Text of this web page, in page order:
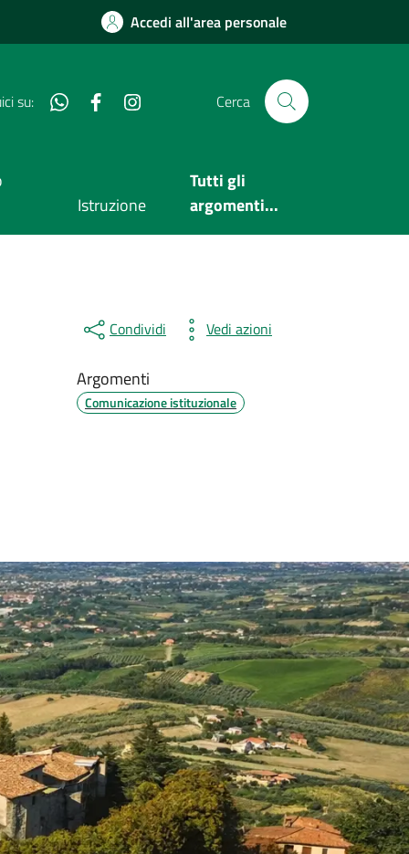
Accedi all'area personale
su: WhatsappFacebook Cerca
Istruzione
Tutti gli
argomenti...
Condividi Vedi azioni
Argomenti
Comunicazione istituzionale